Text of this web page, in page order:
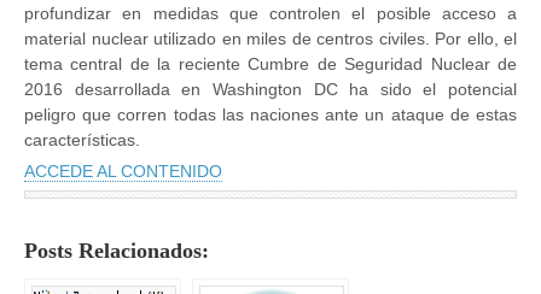
profundizar en medidas que controlen el posible acceso a
material nuclear utilizado en miles de centros civiles. Por ello, el
tema central de la reciente Cumbre de Seguridad Nuclear de
2016 desarrollada en Washington DC ha sido el potencial
peligro que corren todas las naciones ante un ataque de estas
características.
ACCEDE AL CONTENIDO
Posts Relacionados: